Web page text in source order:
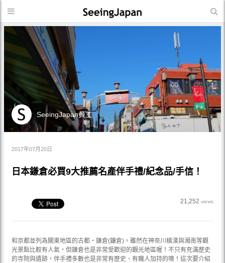
SeeingJapan員工
2017年07月20日
日本鎌倉必買9大推薦名產伴手禮/紀念品/手信！
21,252 views
和京都並列為關東地區的古都・鎌倉(鐮倉)。雖然在神奈川橫濱與湘南等觀
光景點比較有人氣，但鎌倉也是非常受歡迎的觀光地區喔！不只有充滿歷史
的寺院與遺跡，伴手禮多數也是非常有歷史、有職人加持的噢！這次要介紹